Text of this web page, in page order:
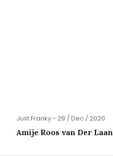
Just Franky - 29 / Dec / 2020
Amije Roos van Der Laan